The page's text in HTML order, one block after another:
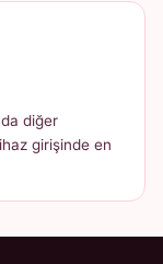
diğer
girişinde en